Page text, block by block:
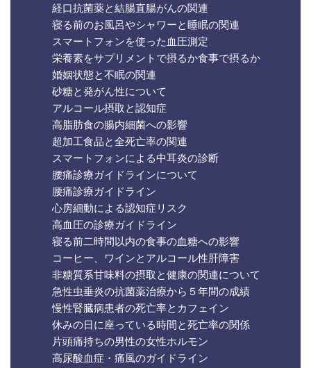
経口抗菌薬と結腸直腸がんの関連
寝る前のお風呂やシャワーと睡眠の関連
スマートフォンを使った血圧測定
栄養素をサプリメントで摂るか食事で摂るか
婚姻状態と不眠の関連
砂糖と発がん性について
アルコール摂取と認知症
高脂肪食の腸内細菌への影響
超加工食品と全死亡率の関連
スマートフォンによる中耳炎の診断
腰痛診療ガイドラインについて
腰痛診療ガイドライン
心房細動による認知症リスク
高血圧の診療ガイドライン
寝る前二時間以内の食事の血糖への影響
コーヒー、ワインとアルコール性肝障害
非糖質系甘味料の摂取と健康の関連について
急性虫垂炎の抗菌薬治療から５年間の成績
慢性腎臓病患者の死亡率とカフェイン
休みの日に座っている時間と死亡率の関係
片頭痛持ちの男性の女性ホルモン
高尿酸血症・痛風のガイドライン